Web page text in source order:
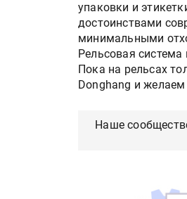
упаковки и
достоинствами
минимальными
Рельсовая
Пока на рельсах
Donghang и
Наше